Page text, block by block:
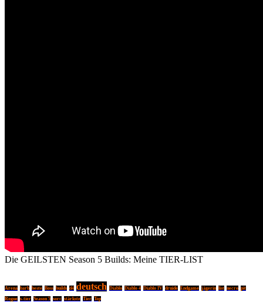
Die GEILSTEN Season 5 Builds: Meine TIER-LIST
Arena barb beste Boss builds d4 deutsch Diablo Diablo 4 Diablo IV druide Endgame jägerin list necro pit
Rogue s-tier Season 5 sorc stärkste Tier Top